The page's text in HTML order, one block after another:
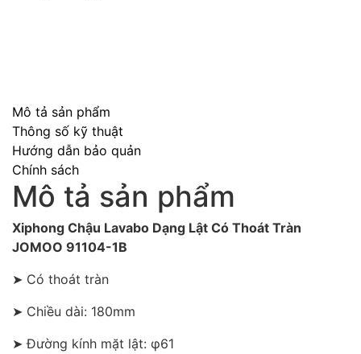
Mô tả sản phẩm
Thông số kỹ thuật
Hướng dẫn bảo quản
Chính sách
Mô tả sản phẩm
Xiphong Chậu Lavabo Dạng Lật Có Thoát Tràn
JOMOO 91104-1B
➤ Có thoát tràn
➤ Chiều dài: 180mm
➤ Đường kính mặt lật: φ61